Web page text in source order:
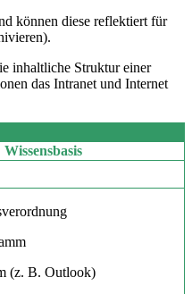
können diese reflektiert für
inhaltliche Struktur einer
das Intranet und Internet
Wissensbasis
(z. B. Outlook)